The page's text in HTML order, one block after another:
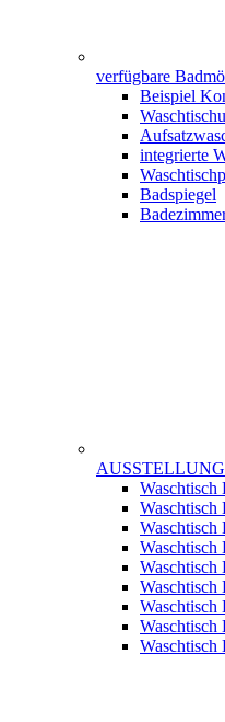
verfügbare
Beispiel
integrierte
Badspiegel
Waschtisch
Waschtisch
Waschtisch
Waschtisch
Waschtisch
Waschtisch
Waschtisch
Waschtisch
Waschtisch